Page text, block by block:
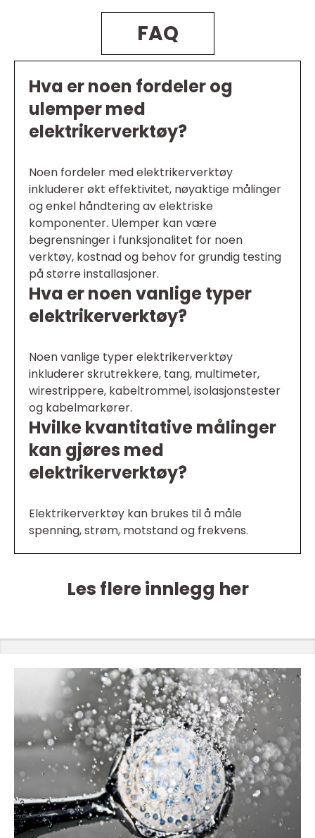
FAQ
Hva er noen fordeler og
ulemper med
elektrikerverktøy?
Noen fordeler med elektrikerverktøy
inkluderer økt effektivitet, nøyaktige målinger
og enkel håndtering av elektriske
komponenter. Ulemper kan være
begrensninger i funksjonalitet for noen
verktøy, kostnad og behov for grundig testing
på større installasjoner.
Hva er noen vanlige typer
elektrikerverktøy?
Noen vanlige typer elektrikerverktøy
inkluderer skrutrekkere, tang, multimeter,
wirestrippere, kabeltrommel, isolasjonstester
og kabelmarkører.
Hvilke kvantitative målinger
kan gjøres med
elektrikerverktøy?
Elektrikerverktøy kan brukes til å måle
spenning, strøm, motstand og frekvens.
Les flere innlegg her